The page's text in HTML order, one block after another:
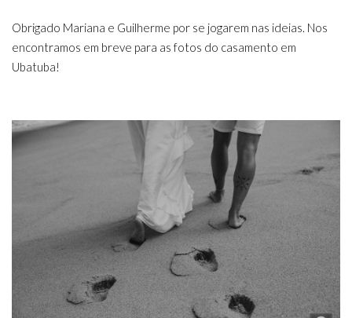
Obrigado Mariana e Guilherme por se jogarem nas ideias. Nos
encontramos em breve para as fotos do casamento em
Ubatuba!